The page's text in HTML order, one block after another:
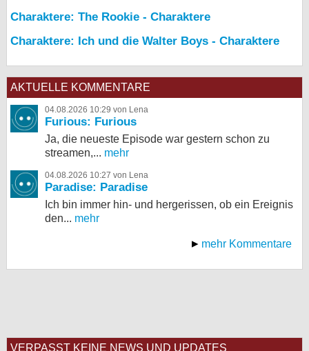
Charaktere: The Rookie - Charaktere
Charaktere: Ich und die Walter Boys - Charaktere
AKTUELLE KOMMENTARE
04.08.2026 10:29 von Lena
Furious: Furious
Ja, die neueste Episode war gestern schon zu
streamen,... mehr
04.08.2026 10:27 von Lena
Paradise: Paradise
Ich bin immer hin- und hergerissen, ob ein Ereignis
den... mehr
mehr Kommentare
VERPASST KEINE NEWS UND UPDATES